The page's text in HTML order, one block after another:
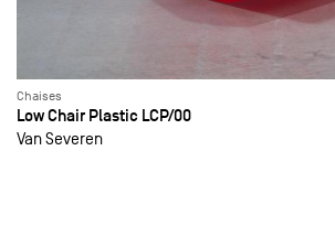
Chaises
Low Chair Plastic LCP/00
Van Severen